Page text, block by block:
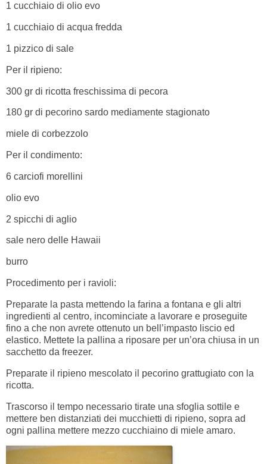
1 cucchiaio di olio evo
1 cucchiaio di acqua fredda
1 pizzico di sale
Per il ripieno:
300 gr di ricotta freschissima di pecora
180 gr di pecorino sardo mediamente stagionato
miele di corbezzolo
Per il condimento:
6 carciofi morellini
olio evo
2 spicchi di aglio
sale nero delle Hawaii
burro
Procedimento per i ravioli:
Preparate la pasta mettendo la farina a fontana e gli altri
ingredienti al centro, incominciate a lavorare e proseguite
fino a che non avrete ottenuto un bell’impasto liscio ed
elastico. Mettete la pallina a riposare per un’ora chiusa in un
sacchetto da freezer.
Preparate il ripieno mescolato il pecorino grattugiato con la
ricotta.
Trascorso il tempo necessario tirate una sfoglia sottile e
mettere ben distanziati dei mucchietti di ripieno, sopra ad
ogni pallina mettere mezzo cucchiaino di miele amaro.